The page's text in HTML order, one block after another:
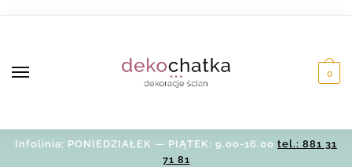
0
Infolinia: PONIEDZIAŁEK — PIĄTEK: 9.00-16.00 tel.: 881 31
71 81